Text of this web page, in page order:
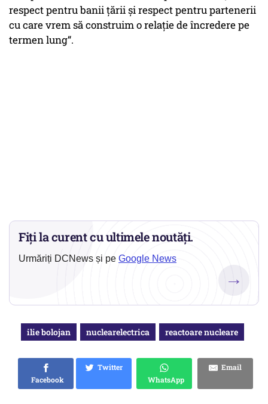
respect pentru banii țării și respect pentru partenerii
cu care vrem să construim o relație de încredere pe
termen lung“.
Fiți la curent cu ultimele noutăți.
Urmăriți DCNews și pe Google News
→
ilie bolojan nuclearelectrica reactoare nucleare
Facebook
Twitter
WhatsApp
Email